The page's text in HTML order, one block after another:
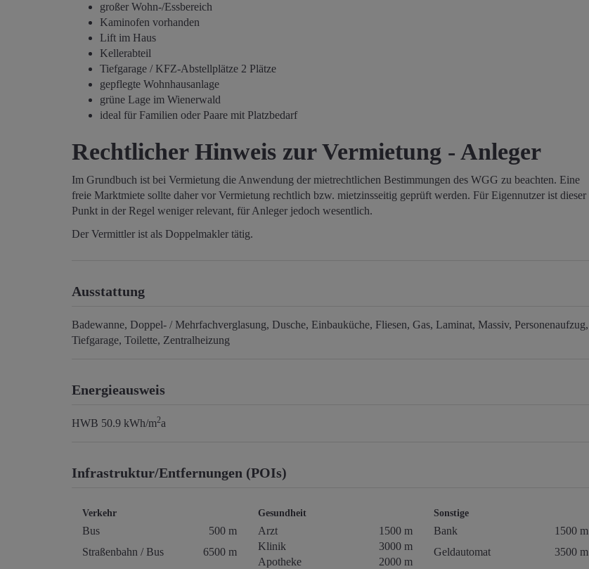
großer Wohn-/Essbereich
Kaminofen vorhanden
Lift im Haus
Kellerabteil
Tiefgarage / KFZ-Abstellplätze 2 Plätze
gepflegte Wohnhausanlage
grüne Lage im Wienerwald
ideal für Familien oder Paare mit Platzbedarf
Rechtlicher Hinweis zur Vermietung - Anleger
Im Grundbuch ist bei Vermietung die Anwendung der mietrechtlichen Bestimmungen des WGG zu beachten. Eine
freie Marktmiete sollte daher vor Vermietung rechtlich bzw. mietzinsseitig geprüft werden. Für Eigennutzer ist dieser
Punkt in der Regel weniger relevant, für Anleger jedoch wesentlich.
Der Vermittler ist als Doppelmakler tätig.
Ausstattung
Badewanne Doppel- / Mehrfachverglasung Dusche Einbauküche Fliesen Gas Laminat Massiv Personenaufzug
Tiefgarage Toilette Zentralheizung
Energieausweis
HWB 50.9 kWh/m2a
Infrastruktur/Entfernungen (POIs)
Verkehr
Bus
500 m
Straßenbahn / Bus
6500 m
Gesundheit
Arzt
1500 m
Klinik
3000 m
Apotheke
2000 m
Sonstige
Bank
1500 m
Geldautomat
3500 m